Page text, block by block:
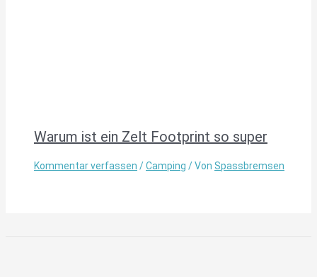
Warum ist ein Zelt Footprint so super
Kommentar verfassen /Camping / Von Spassbremsen